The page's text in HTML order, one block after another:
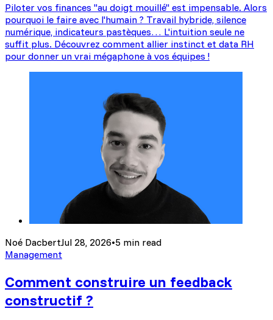
Piloter vos finances "au doigt mouillé" est impensable. Alors
pourquoi le faire avec l'humain ? Travail hybride, silence
numérique, indicateurs pastèques… L'intuition seule ne
suffit plus. Découvrez comment allier instinct et data RH
pour donner un vrai mégaphone à vos équipes !
Noé DacbertJul 28, 2026•5 min read
Management
Comment construire un feedback
constructif ?